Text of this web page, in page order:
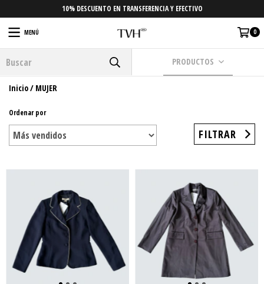
10% DESCUENTO EN TRANSFERENCIA Y EFECTIVO
MENÚ 0
PRODUCTOS
Inicio/ MUJER
Ordenar por
FILTRAR